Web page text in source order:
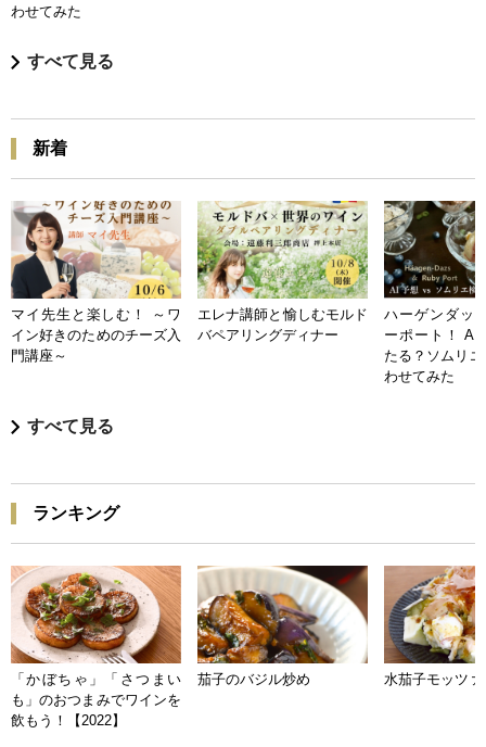
わせてみた
すべて見る
新着
マイ先生と楽しむ！ ～ワ
イン好きのためのチーズ入
門講座～
エレナ講師と愉しむモルド
バペアリングディナー
ハーゲンダッ
ーポート！ AI
たる？ソムリ
わせてみた
すべて見る
ランキング
「かぼちゃ」「さつまい
も」のおつまみでワインを
飲もう！【2022】
茄子のバジル炒め 水茄子モッツァ